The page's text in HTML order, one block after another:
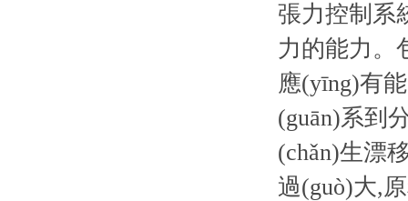
張力控制系
力的能力。
應(yīng)有
(guān)系到
(chǎn)生漂
過(guò)大,